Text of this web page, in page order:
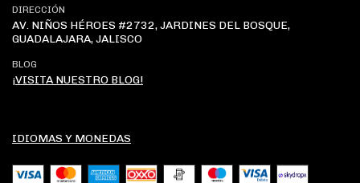
DIRECCIÓN
AV. NIÑOS HÉROES #2732, JARDINES DEL BOSQUE,
GUADALAJARA, JALISCO
BLOG
¡VISITA NUESTRO BLOG!
IDIOMAS Y MONEDAS